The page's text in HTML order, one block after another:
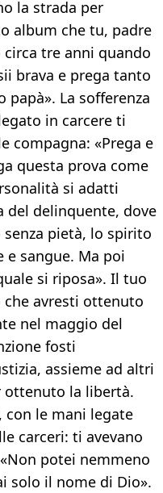
la strada per
album che tu, padre
tre anni quando
brava e prega tanto
La sofferenza
in carcere ti
compagna: «Prega e
questa prova come
si adatti
del delinquente, dove
pietà, lo spirito
e sangue. Ma poi
si riposa». Il tuo
che avresti ottenuto
nel maggio del
fosti
assieme ad altri
ottenuto la libertà.
con le mani legate
carceri: ti avevano
potei nemmeno
solo il nome di Dio».